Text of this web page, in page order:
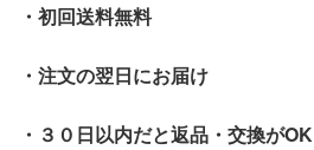
・初回送料無料
・注文の翌日にお届け
・３０日以内だと返品・交換がOK